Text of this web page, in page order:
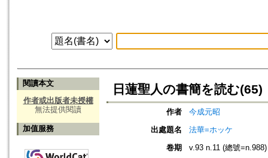
閱讀本文
作者或出版者未授權
無法提供閱讀
加值服務
日蓮聖人の書簡を読む(65)
作者
今成元昭
出處題名
法華=ホッケ
卷期
v.93 n.11 (總號=n.988)